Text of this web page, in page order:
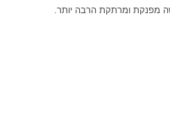
מפנקת ומרתקת הרבה יותר.